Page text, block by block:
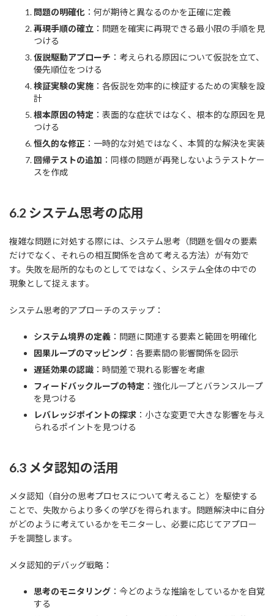
問題の明確化 ：何が期待と異なるのかを正確に定義
再現手順の確立 ：問題を確実に再現できる最小限の手順を見
つける
仮説駆動アプローチ ：考えられる原因について仮説を立て、
優先順位をつける
検証実験の実施 ：各仮説を効率的に検証するための実験を設
計
根本原因の特定 ：表面的な症状ではなく、根本的な原因を見
つける
恒久的な修正 ：一時的な対処ではなく、本質的な解決を実装
回帰テストの追加 ：同様の問題が再発しないようテストケー
スを作成
6.2 システム思考の応用
複雑な問題に対処する際には、システム思考（問題を個々の要素
だけでなく、それらの相互関係を含めて考える方法）が有効で
す。失敗を局所的なものとしてではなく、システム全体の中での
現象として捉えます。
システム思考的アプローチのステップ：
システム境界の定義 ：問題に関連する要素と範囲を明確化
因果ループのマッピング ：各要素間の影響関係を図示
遅延効果の認識 ：時間差で現れる影響を考慮
フィードバックループの特定 ：強化ループとバランスループ
を見つける
レバレッジポイントの探求 ：小さな変更で大きな影響を与え
られるポイントを見つける
6.3 メタ認知の活用
メタ認知（自分の思考プロセスについて考えること）を駆使する
ことで、失敗からより多くの学びを得られます。問題解決中に自分
がどのように考えているかをモニターし、必要に応じてアプロー
チを調整します。
メタ認知的デバッグ戦略：
思考のモニタリング ：今どのような推論をしているかを自覚
する